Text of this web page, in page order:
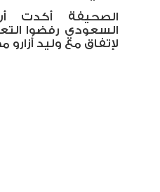
الصحيفة أكدت
السعودي رفضوا
لإتفاق مع وليد